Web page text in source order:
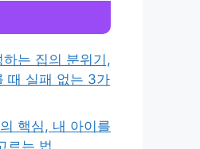
는 집의 분위기,
때 실패 없는 3가
핵심, 내 아이를
르는 법